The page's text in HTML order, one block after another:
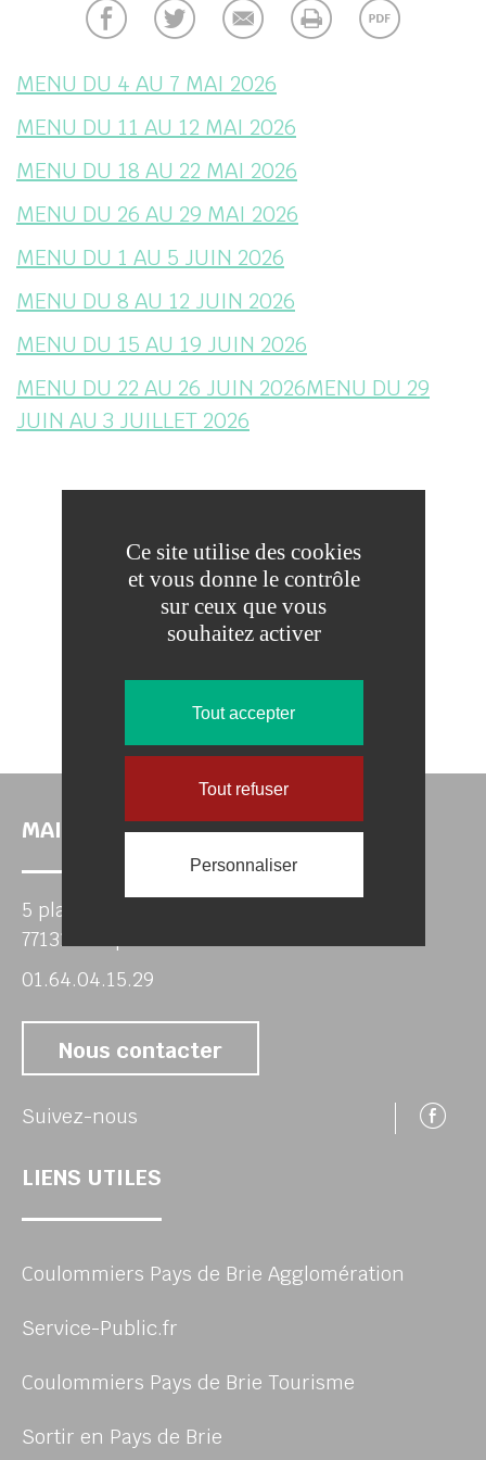
MENU DU 4 AU 7 MAI 2026
MENU DU 11 AU 12 MAI 2026
MENU DU 18 AU 22 MAI 2026
MENU DU 26 AU 29 MAI 2026
MENU DU 1 AU 5 JUIN 2026
MENU DU 8 AU 12 JUIN 2026
MENU DU 15 AU 19 JUIN 2026
MENU DU 22 AU 26 JUIN 2026MENU DU 29
JUIN AU 3 JUILLET 2026
MAIRIE DE TOUQUIN
5 place de la mairie
77131 Touquin
01.64.04.15.29
Nous contacter
Suivez-nous
LIENS UTILES
Coulommiers Pays de Brie Agglomération
Service-Public.fr
Coulommiers Pays de Brie Tourisme
Sortir en Pays de Brie
Ce site utilise des cookies
et vous donne le contrôle
sur ceux que vous
souhaitez activer
Tout accepter
Tout refuser
Personnaliser